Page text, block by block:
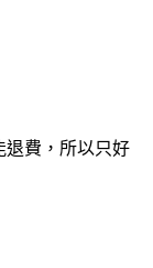
退費，所以只好